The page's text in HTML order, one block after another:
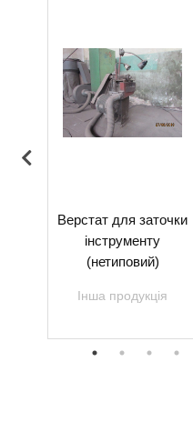
Верстат для заточки
інструменту
(нетиповий)
Інша продукція